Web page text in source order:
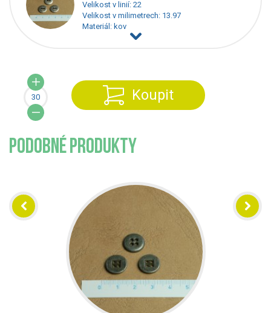
Velikost v linií: 22
Velikost v milimetrech: 13.97
Materiál: kov
Koupit
PODOBNÉ PRODUKTY